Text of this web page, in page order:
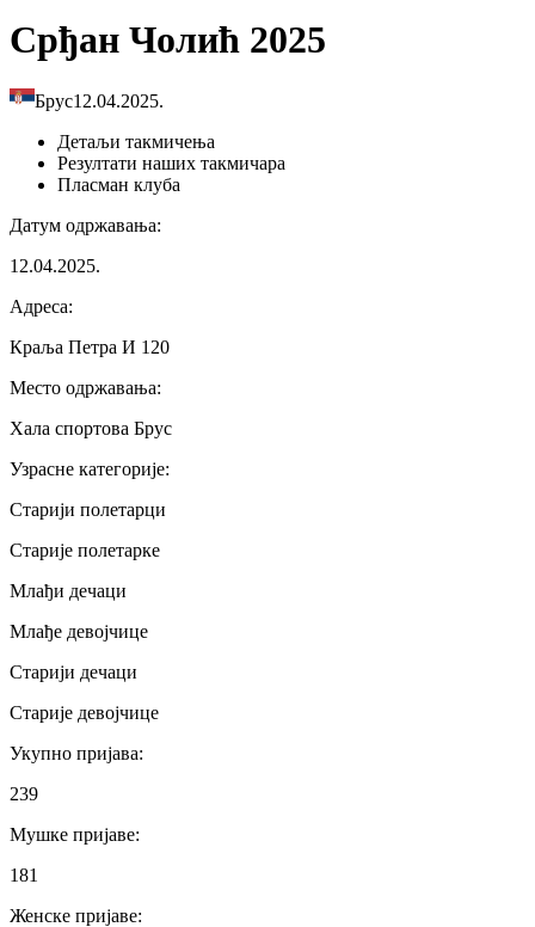
Срђан Чолић 2025
Брус12.04.2025.
Детаљи такмичења
Резултати наших такмичара
Пласман клуба
Датум одржавања:
12.04.2025.
Адреса:
Краља Петра И 120
Место одржавања:
Хала спортова Брус
Узрасне категорије:
Старији полетарци
Старије полетарке
Млађи дечаци
Млађе девојчице
Старији дечаци
Старије девојчице
Укупно пријава:
239
Мушке пријаве:
181
Женске пријаве: